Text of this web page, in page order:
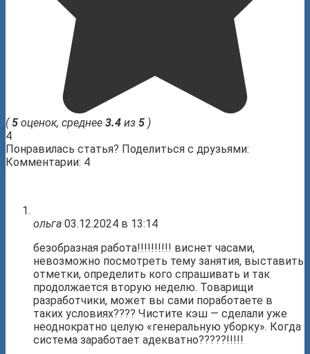
(5 оценок, среднее 3.4 из 5 )
4
Понравилась статья? Поделиться с друзьями:
Комментарии: 4
ольга 03.12.2024 в 13:14
безобразная работа!!!!!!!!!! виснет часами,
невозможно посмотреть тему занятия, выставить
отметки, определить кого спрашивать и так
продолжается вторую неделю. Товарищи
разработчики, может вы сами поработаете в
таких условиях???? Чистите кэш — сделали уже
неоднократно целую «генеральную уборку». Когда
система заработает адекватно?????!!!!!